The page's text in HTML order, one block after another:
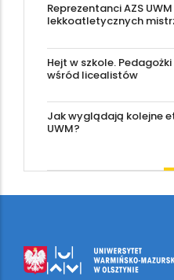
Reprezentanci AZS
lekkoatletycznych
Hejt w szkole.
wśród licealistów
Jak wyglądają kolejne
UWM?